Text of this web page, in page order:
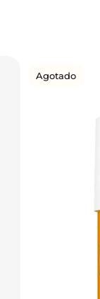
Agotado